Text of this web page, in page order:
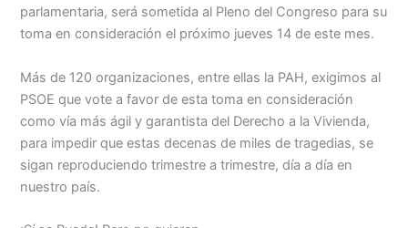
parlamentaria, será sometida al Pleno del Congreso para su
toma en consideración el próximo jueves 14 de este mes.
Más de 120 organizaciones, entre ellas la PAH, exigimos al
PSOE que vote a favor de esta toma en consideración
como vía más ágil y garantista del Derecho a la Vivienda,
para impedir que estas decenas de miles de tragedias, se
sigan reproduciendo trimestre a trimestre, día a día en
nuestro país.